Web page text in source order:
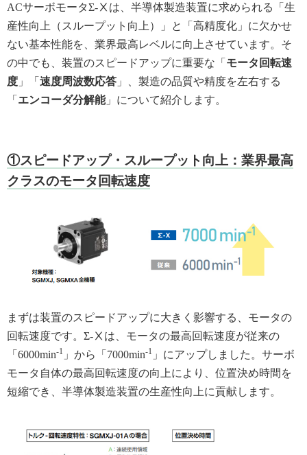
ACサーボモータΣ-Ⅹは、半導体製造装置に求められる「生
産性向上（スループット向上）」と「高精度化」に欠かせ
ない基本性能を、業界最高レベルに向上させています。そ
の中でも、装置のスピードアップに重要な「 モータ回転速
度 」「 速度周波数応答 」、製造の品質や精度を左右する
「 エンコーダ分解能」について紹介します。
①スピードアップ・スループット向上：業界最高
クラスのモータ回転速度
まずは装置のスピードアップに大きく影響する、モータの
回転速度です。Σ-Ⅹは、モータの最高回転速度が従来の
「6000min-1 」から「7000min-1 」にアップしました。サーボ
モータ自体の最高回転速度の向上により、位置決め時間を
短縮でき、半導体製造装置の生産性向上に貢献します。